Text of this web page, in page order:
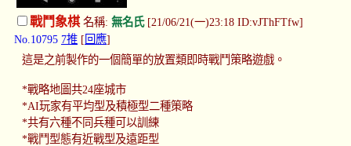
戰鬥象棋名稱: 無名氏[21/06/21(一)23:18 ID:vJThFTfw]
No.10795 7推 [ 回應]
這是之前製作的一個簡單的放置類即時戰鬥策略遊戲。
*戰略地圖共24座城市
*AI玩家有平均型及積極型二種策略
*共有六種不同兵種可以訓練
*戰鬥型態有近戰型及遠距型